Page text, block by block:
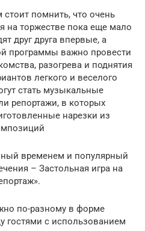
стоит помнить, что очень
на торжестве пока еще мало
друг друга впервые, а
программы важно провести
разогрева и поднятия
легкого и веселого
стать музыкальные
репортажи, в которых
нарезки из
временем и популярный
– Застольная игра на
по-разному в форме
гостями с использованием